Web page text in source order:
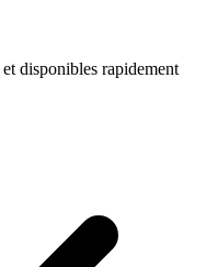
et disponibles rapidement